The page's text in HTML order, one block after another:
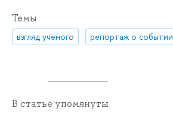
Темы
взгляд ученого репортаж о событии
В статье упомянуты